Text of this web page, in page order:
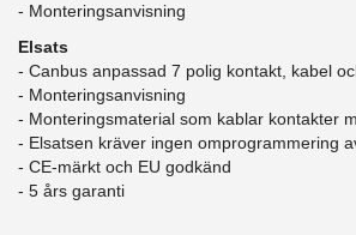
- Monteringsanvisning
Elsats
- Canbus anpassad 7 polig kontakt, kabel
- Monteringsanvisning
- Monteringsmaterial som kablar kontakter
- Elsatsen kräver ingen omprogrammering
- CE-märkt och EU godkänd
​- 5 års garanti